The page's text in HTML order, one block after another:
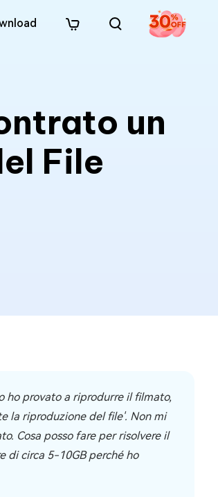
un
File
ho provato a riprodurre il filmato,
la riproduzione del file'. Non mi
Cosa posso fare per risolvere il
di circa 5-10GB perché ho